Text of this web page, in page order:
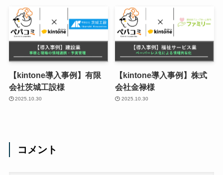
【kintone導入事例】有限
会社茨城工設様
2025.10.30
【kintone導入事例】株式
会社金禄様
2025.10.30
コメント